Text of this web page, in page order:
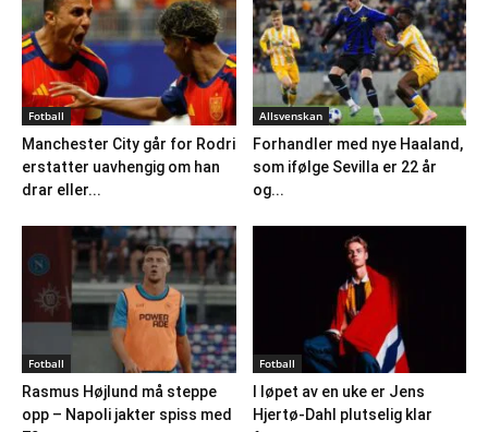
Fotball
Manchester City går for Rodri
erstatter uavhengig om han
drar eller...
Allsvenskan
Forhandler med nye Haaland,
som ifølge Sevilla er 22 år
og...
Fotball
Rasmus Højlund må steppe
opp – Napoli jakter spiss med
Fotball
I løpet av en uke er Jens
Hjertø-Dahl plutselig klar